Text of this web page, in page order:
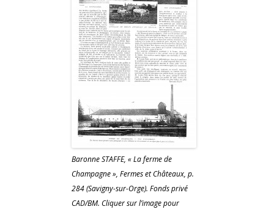
Baronne STAFFE, « La ferme de
Champagne », Fermes et Châteaux, p.
284 (Savigny-sur-Orge). Fonds privé
CAD/BM. Cliquer sur l’image pour